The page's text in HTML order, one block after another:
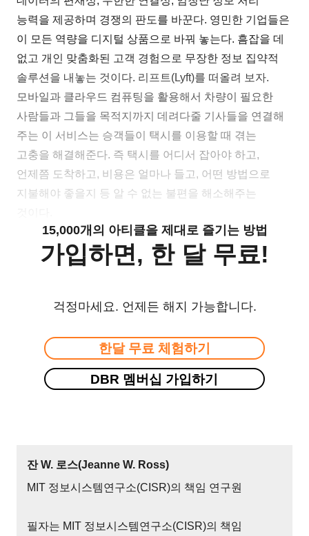
능력을 제공하며 경쟁의 판도를 바꾼다. 영민한 기업들은
이 모든 역량을 디지털 상품으로 바꿔 놓는다. 흠잡을 데
없고 개인 맞춤화된 고객 경험으로 무장한 정보 집약적
솔루션을 내놓는 것이다. 리프트(Lyft)를 떠올려 보자.
모바일과 클라우드 컴퓨팅을 활용해서 차량이 필요한
사람들과 그들을 목적지까지 데려다줄 기사들을 연결해
주는 이 서비스는 승객들이 택시를 이용할 때 겪는
고충을 해결해준다. 즉 택시를 어디서 잡아야 하고,
언제쯤 도착하고, 비용은 얼마나 들고, 어떤 방법으로
지불해야 좋을지 등 알 수 없는 불편을 해소해주는
15,000개의 아티클을 제대로 즐기는 방법
가입하면, 한 달 무료!
걱정마세요. 언제든 해지 가능합니다.
한달 무료 체험하기
DBR 멤버십 가입하기
잔 W. 로스(Jeanne W. Ross)
MIT 정보시스템연구소(CISR)의 책임 연구원
필자는 MIT 정보시스템연구소(CISR)의 책임